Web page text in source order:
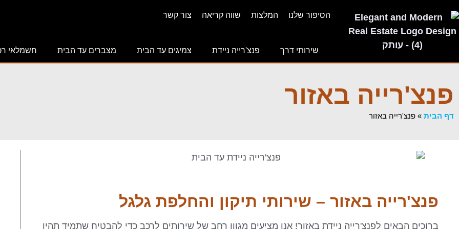
הסיפור שלנו המלצות שווה קריאה צור קשר
שירותי דרך פנצ'רייה ניידת צמיגים עד הבית מצברים עד הבית חשמלאי
פנצ'רייה באזור
דף הבית » פנצ'רייה באזור
פנצ'רייה באזור – שירותי תיקון והחלפת גלגל
ברוכים הבאים לפנצ'רייה ניידת באזור! אנו מציעים מגוון רחב של שירותים לרכב כדי להבטיח שתמיד תהיו